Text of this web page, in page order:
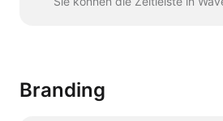
Branding